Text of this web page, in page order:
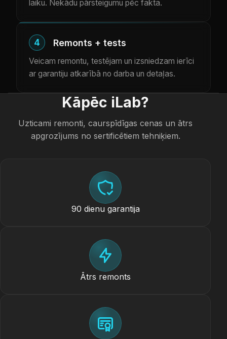
laiku. Nekādu pārsteigumu pēc fakta.
4 Remonts + tests
Veicam remontu, testējam un izsniedzam ierīci
ar garantiju atkarībā no darba un detaļas.
Kāpēc iLab?
Uzticami remonti, caurspīdīgas cenas un ātrs
apgrozījums no sertificētiem tehniķiem.
90 dienu garantija
Ātrs remonts